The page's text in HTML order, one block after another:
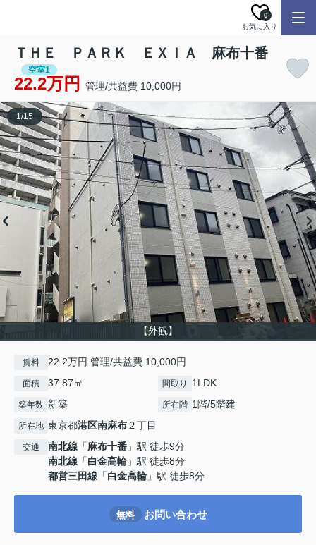
お気に入り
0
ＴＨＥ ＰＡＲＫ ＥＸＩＡ 麻布十番
空室1
22.2万円 管理/共益費 10,000円
【外観】
1/15
賃料 22.2万円 管理/共益費 10,000円
面積 37.87㎡ 間取り 1LDK
築年数 新築 所在階 1階/5階建
所在地 東京都港区南麻布２丁目
交通 南北線 「麻布十番 」駅 徒歩9分
南北線 「白金高輪 」駅 徒歩8分
都営三田線 「白金高輪 」駅 徒歩8分
無料 お問い合わせ